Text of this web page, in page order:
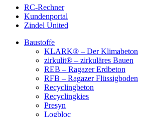
RC-Rechner
Kundenportal
Zindel United
Baustoffe
KLARK® – Der Klimabeton
zirkulit® – zirkuläres Bauen
REB – Ragazer Erdbeton
RFB – Ragazer Flüssigboden
Recyclingbeton
Recyclingkies
Presyn
Logbloc